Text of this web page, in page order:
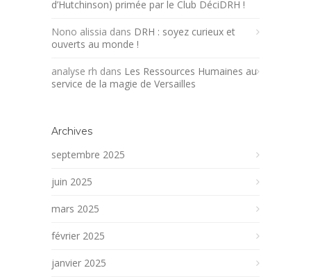
d’Hutchinson) primée par le Club DéciDRH !
Nono alissia dans DRH : soyez curieux et
ouverts au monde !
analyse rh dans Les Ressources Humaines au
service de la magie de Versailles
Archives
septembre 2025
juin 2025
mars 2025
février 2025
janvier 2025